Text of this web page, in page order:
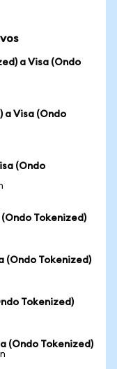
a Visa (Ondo
a Visa (Ondo
(Ondo
Tokenized)
(Ondo Tokenized)
Tokenized)
(Ondo Tokenized)